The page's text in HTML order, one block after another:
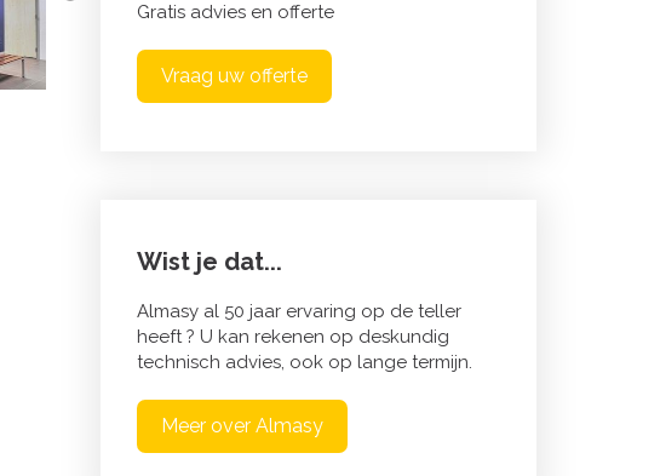
Gratis advies en offerte
Vraag uw offerte
Wist je dat...
Almasy al 50 jaar ervaring op de teller
heeft ? U kan rekenen op deskundig
technisch advies, ook op lange termijn.
Meer over Almasy